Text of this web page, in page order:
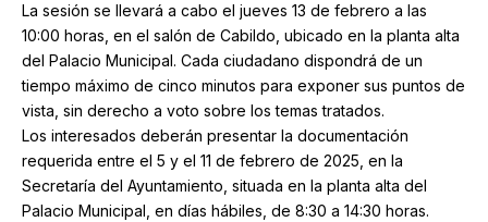
La sesión se llevará a cabo el jueves 13 de febrero a las
10:00 horas, en el salón de Cabildo, ubicado en la planta alta
del Palacio Municipal. Cada ciudadano dispondrá de un
tiempo máximo de cinco minutos para exponer sus puntos de
vista, sin derecho a voto sobre los temas tratados.
Los interesados deberán presentar la documentación
requerida entre el 5 y el 11 de febrero de 2025, en la
Secretaría del Ayuntamiento, situada en la planta alta del
Palacio Municipal, en días hábiles, de 8:30 a 14:30 horas.